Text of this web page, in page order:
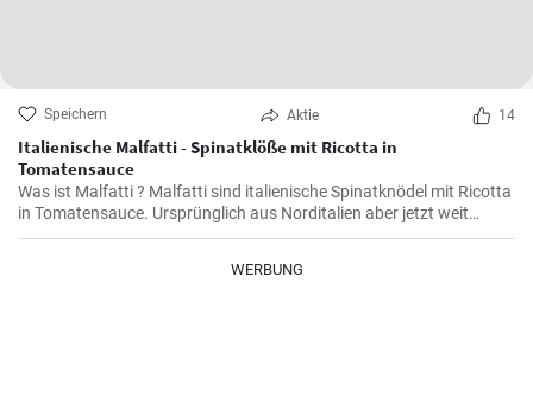
Speichern Aktie 14
Italienische Malfatti - Spinatklöße mit Ricotta in
Tomatensauce
Was ist Malfatti ? Malfatti sind italienische Spinatknödel mit Ricotta
in Tomatensauce. Ursprünglich aus Norditalien aber jetzt weit
verbreitet in ganz Italien werden die Spinat Ricotta Klöße mit
WERBUNG